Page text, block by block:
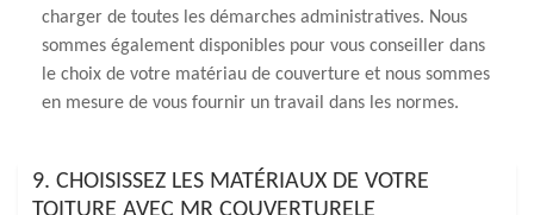
charger de toutes les démarches administratives. Nous
sommes également disponibles pour vous conseiller dans
le choix de votre matériau de couverture et nous sommes
en mesure de vous fournir un travail dans les normes.
9. CHOISISSEZ LES MATÉRIAUX DE VOTRE
TOITURE AVEC MR COUVERTURELE